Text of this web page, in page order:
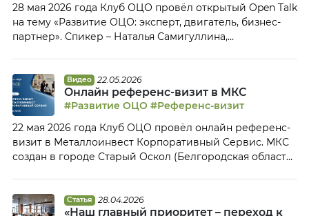
28 мая 2026 года Клуб ОЦО провёл открытый Open Talk
на тему «Развитие ОЦО: эксперт, двигатель, бизнес-
партнер». Спикер – Наталья Самигуллина,
спикера и участников Open Talk 04:20 Структура МФЦ
Полюс 10:14 Путь от транзакционного центра к центру
компетенции группы компаний «Полюс» 18:45 […]
Видео 22.05.2026
Онлайн референс-визит в МКС
#Развитие ОЦО #Референс-визит
22 мая 2026 года Клуб ОЦО провёл онлайн референс-
визит в Металлоинвест Корпоративный Сервис. МКС
создан в городе Старый Оскол (Белгородская область)
бухгалтерского и налогового учета, казначейства,
Статья 28.04.2026
«Наш главный приоритет – переход к